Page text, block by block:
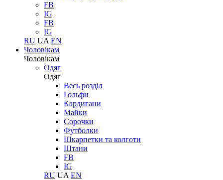
FB
IG
FB
IG
RU UA EN
Чоловікам
Чоловікам
Одяг
Одяг
Весь розділ
Гольфи
Кардигани
Майки
Сорочки
Футболки
Шкарпетки та колготи
Штани
FB
IG
RU UA EN